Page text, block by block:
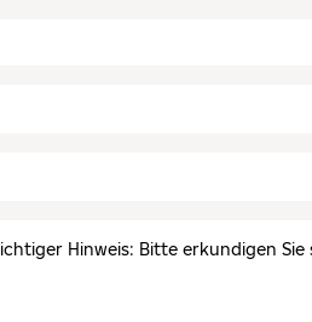
Hinweis: Bitte erkundigen